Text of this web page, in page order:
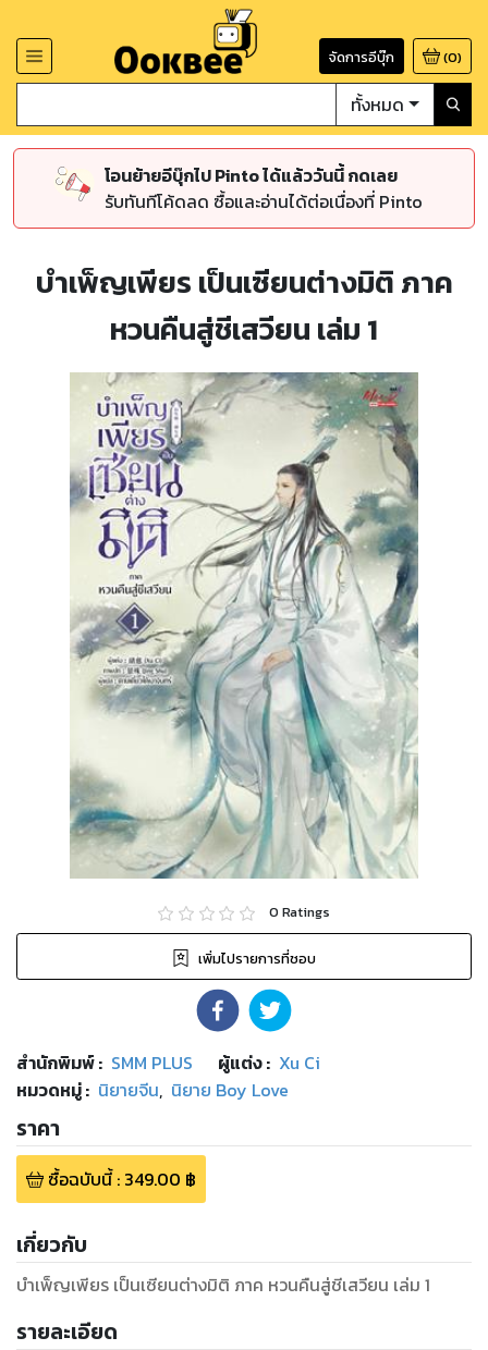
จัดการอีบุ๊ก (0)
ทั้งหมด
โอนย้ายอีบุ๊กไป Pinto ได้แล้ววันนี้ กดเลย
รับทันทีโค้ดลด ซื้อและอ่านได้ต่อเนื่องที่ Pinto
บำเพ็ญเพียร เป็นเซียนต่างมิติ ภาค
หวนคืนสู่ชีเสวียน เล่ม 1
0 Ratings
เพิ่มไปรายการที่ชอบ
สำนักพิมพ์: SMM PLUS ผู้แต่ง : Xu Ci
หมวดหมู่: นิยายจีน, นิยาย Boy Love
ราคา
ซื้อฉบับนี้: 349.00 ฿
เกี่ยวกับ
บำเพ็ญเพียร เป็นเซียนต่างมิติ ภาค หวนคืนสู่ชีเสวียน เล่ม 1
รายละเอียด